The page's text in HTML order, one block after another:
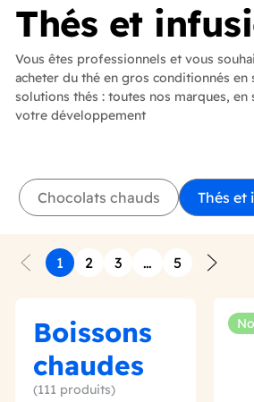
Thés et
Vous êtes professionnels et vous
acheter du thé en gros conditionnés en
solutions thés : toutes nos marques,
votre développement
Chocolats chauds Thés et
Précédent
1 2 3 …
5
Boissons
chaudes
(111 produits)